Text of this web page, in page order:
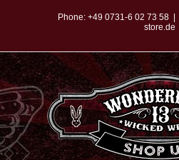
springen
Phone: +49 0731-6 02 73 58
store.de